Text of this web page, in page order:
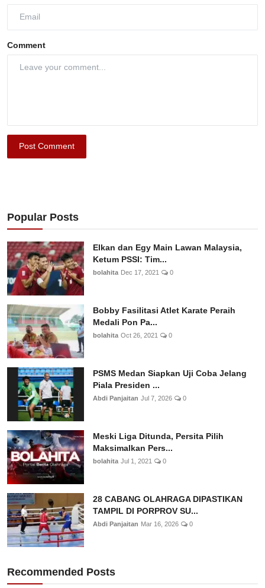
Comment
Post Comment
Popular Posts
Elkan dan Egy Main Lawan Malaysia,
Ketum PSSI: Tim...
bolahita Dec 17, 2021 0
Bobby Fasilitasi Atlet Karate Peraih
Medali Pon Pa...
bolahita Oct 26, 2021 0
PSMS Medan Siapkan Uji Coba Jelang
Piala Presiden ...
Abdi Panjaitan Jul 7, 2026 0
Meski Liga Ditunda, Persita Pilih
Maksimalkan Pers...
bolahita Jul 1, 2021 0
28 CABANG OLAHRAGA DIPASTIKAN
TAMPIL DI PORPROV SU...
Abdi Panjaitan Mar 16, 2026 0
Recommended Posts